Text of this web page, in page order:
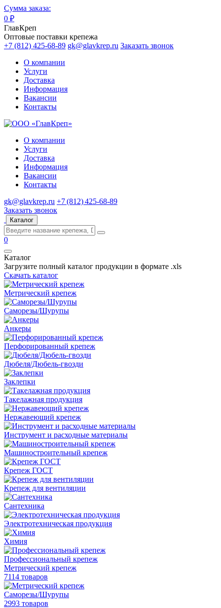
Сумма заказа:
0 ₽
ГлавКреп
Оптовые поставки крепежа
+7 (812) 425-68-89 gk@glavkrep.ru Заказать звонок
О компании
Услуги
Доставка
Информация
Вакансии
Контакты
О компании
Услуги
Доставка
Информация
Вакансии
Контакты
gk@glavkrep.ru +7 (812) 425-68-89
Заказать звонок
Каталог
0
Каталог
Загрузите полный каталог продукции в формате .xls
Скачать каталог
Метрический крепеж
Саморезы/Шурупы
Анкеры
Перфорированный крепеж
Дюбеля/Дюбель-гвозди
Заклепки
Такелажная продукция
Нержавеющий крепеж
Инструмент и расходные материалы
Машиностроительный крепеж
Крепеж ГОСТ
Крепеж для вентиляции
Сантехника
Электротехническая продукция
Химия
Профессиональный крепеж
Метрический крепеж
7114 товаров
Саморезы/Шурупы
2993 товаров